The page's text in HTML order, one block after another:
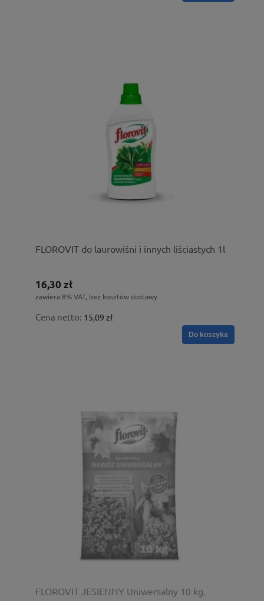
FLOROVIT do laurowiśni i innych liściastych 1l
16,30 zł
zawiera 8% VAT, bez kosztów dostawy
Cena netto: 15,09 zł
Do koszyka
FLOROVIT JESIENNY Uniwersalny 10 kg.